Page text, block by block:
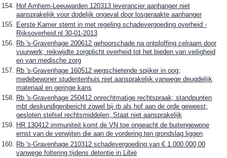
Hof Arnhem-Leeuwarden 120313 leverancier aanhanger niet
aansprakelijk voor dodelijk ongeval door losgeraakte aanhanger
Eerste Kamer stemt in met regeling schadevergoeding overheid -
Rijksoverheid.nl 30-01-2013
Rb 's-Gravenhage 200612 gehoorschade na ontploffing celraam door
vuurwerk; reikwijdte zorgplicht overheid tot het bieden van veiligheid
en van medische zorg
Rb 's-Gravenhage 160512 wegschietende spijker in oog;
medebewoner studentenhuis niet aansprakelijk vanwege deugdelijk
materiaal en geringe kans
Rb 's-Gravenhage 250412 onrechtmatige rechtspraak; standpunten
mbt deskundigenbericht zowel bij rb als hof aan de orde geweest;
gesloten stelsel rechtsmiddelen; Staat niet aansprakelijk
HR 130412 immuniteit komt de VN toe ongeacht de buitengewone
ernst van de verwijten die aan de vordering ten grondslag liggen
Rb 's-Gravenhage 210312 schadevergoeding van € 1.000.000,00
vanwege foltering tijdens detentie in Libië